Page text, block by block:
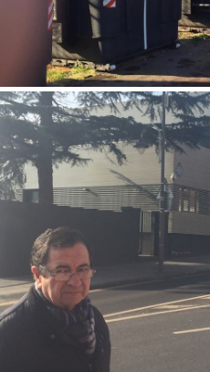
Nos preocupa la limpieza de las
residuos para su reciclaje.
En Bolueta visitamos el Hostel,
proyecto para la formación y
discapacidad.